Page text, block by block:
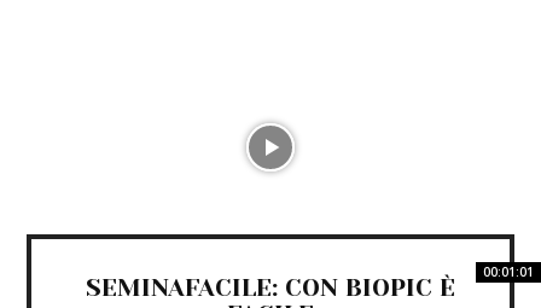
00:01:01
SEMINAFACILE: CON BIOPIC È